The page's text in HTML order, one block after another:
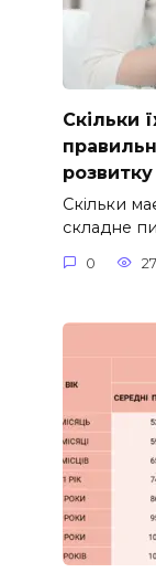
Скільки
розвитку
Скільки
складне
0 27